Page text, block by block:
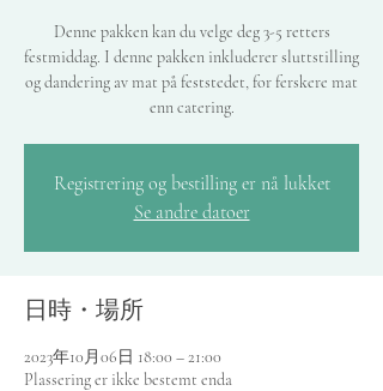
Denne pakken kan du velge deg 3-5 retters
festmiddag. I denne pakken inkluderer sluttstilling
og dandering av mat på feststedet, for ferskere mat
enn catering.
Registrering og bestilling er nå lukket
Se andre datoer
日時・場所
2023年10月06日 18:00 – 21:00
Plassering er ikke bestemt enda